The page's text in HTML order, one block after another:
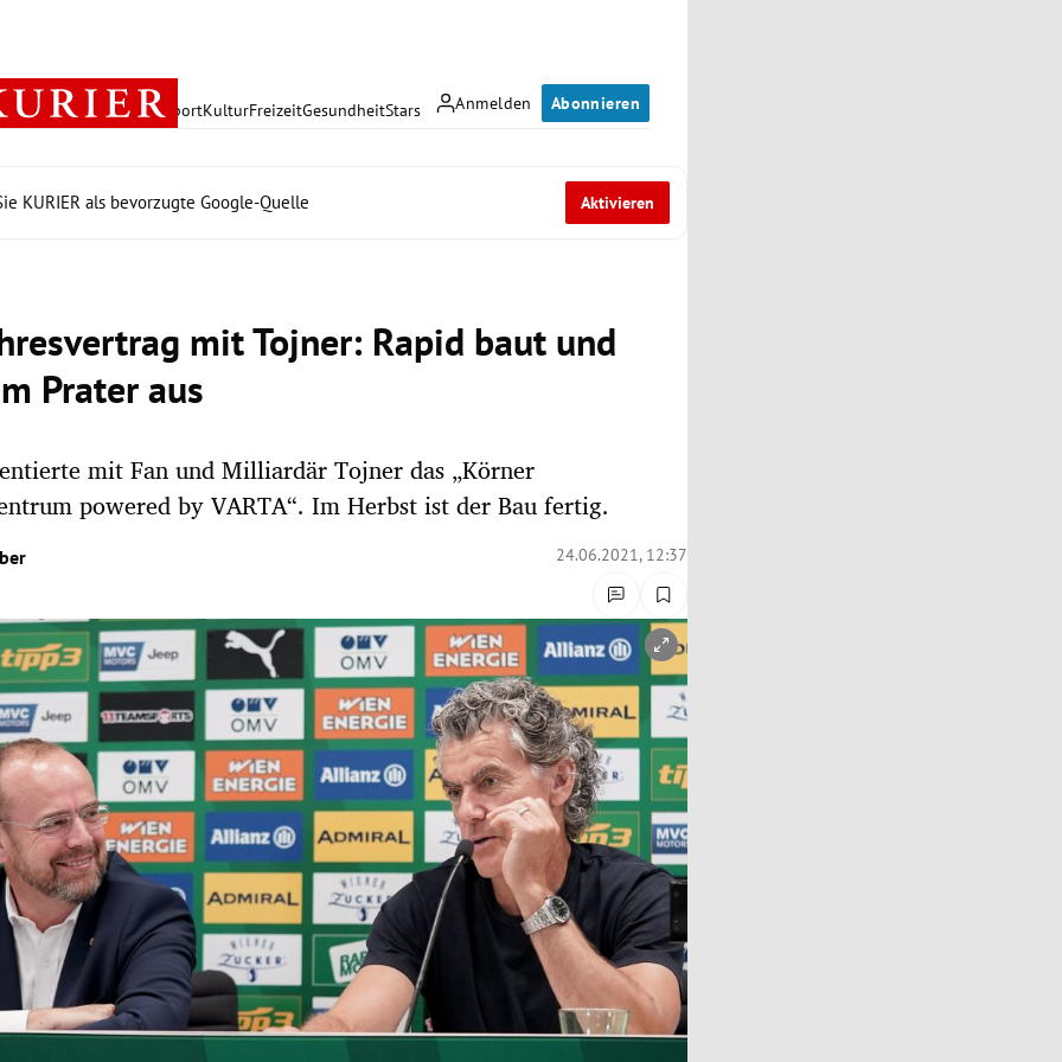
Anmelden Abonnieren
PolitikWirtschaft SportKulturFreizeitGesundheitStars
KURIER als bevorzugte Google-Quelle Aktivieren
mit Tojner: Rapid baut und
Prater aus
mit Fan und Milliardär Tojner das „Körner
powered by VARTA“. Im Herbst ist der Bau fertig.
24.06.2021, 12:37
öffnen/schließen